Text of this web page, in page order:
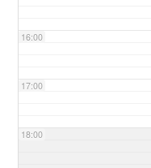
16:00
17:00
18:00